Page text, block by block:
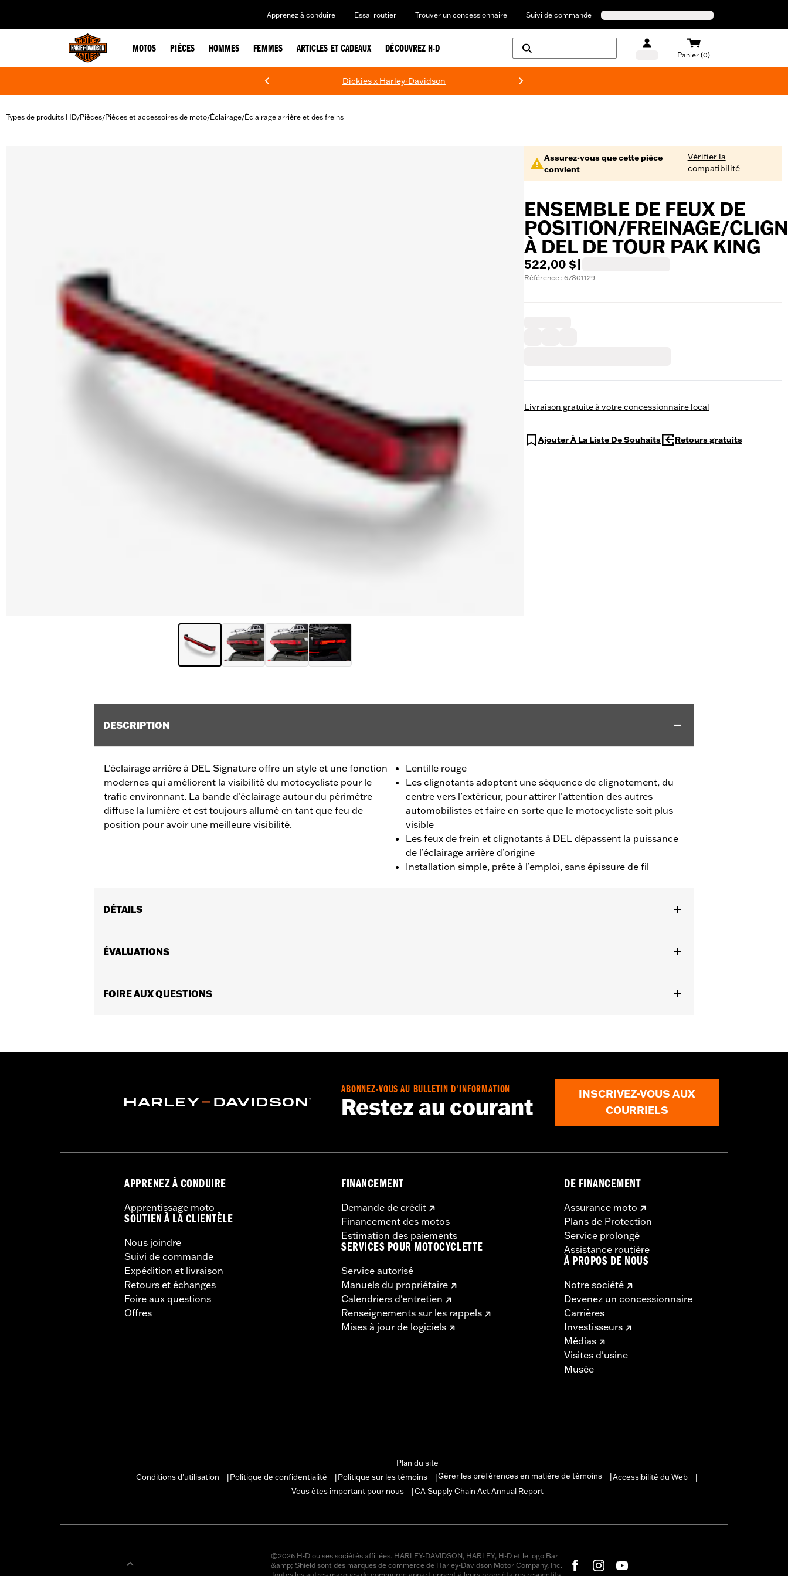
Apprenez à conduire Essai routier Trouver un concessionnaire Suivi de commande
MOTOS PIÈCES HOMMES FEMMES ARTICLES ET CADEAUX DÉCOUVREZ H-D
Panier (0)
Dickies x Harley-Davidson
Types de produits HD/Pièces/Pièces et accessoires de moto/Éclairage/Éclairage arrière et des freins
Assurez-vous que cette pièce
convient
Vérifier la
compatibilité
ENSEMBLE DE FEUX DE
POSITION/FREINAGE/
À DEL DE TOUR PAK KING
522,00 $
Référence : 67801129
Livraison gratuite à votre concessionnaire local
Ajouter À La Liste De Souhaits Retours gratuits
DESCRIPTION
L’éclairage arrière à DEL Signature offre un style et une fonction
modernes qui améliorent la visibilité du motocycliste pour le
trafic environnant. La bande d’éclairage autour du périmètre
diffuse la lumière et est toujours allumé en tant que feu de
position pour avoir une meilleure visibilité.
Lentille rouge
Les clignotants adoptent une séquence de clignotement, du
centre vers l’extérieur, pour attirer l’attention des autres
automobilistes et faire en sorte que le motocycliste soit plus
visible
Les feux de frein et clignotants à DEL dépassent la puissance
de l’éclairage arrière d’origine
Installation simple, prête à l’emploi, sans épissure de fil
DÉTAILS
FLHX, FLTRX et FLTRXSTSE 2024 et après, les modèles FLHXU et FLTRXRRSE 2025 et après, et les modèles équipés d’une antenne
Instructions d’installation
Contenu de la boîte:Feu arrière de Tour-Pak et instructions de montage
ÉVALUATIONS
FOIRE AUX QUESTIONS
ABONNEZ-VOUS AU BULLETIN D'INFORMATION
Restez au courant
INSCRIVEZ-VOUS AUX
COURRIELS
APPRENEZ À CONDUIRE
Apprentissage moto
SOUTIEN À LA CLIENTÈLE
Nous joindre
Suivi de commande
Expédition et livraison
Retours et échanges
Foire aux questions
Offres
FINANCEMENT
Demande de crédit
Financement des motos
Estimation des paiements
SERVICES POUR MOTOCYCLETTE
Service autorisé
Manuels du propriétaire
Calendriers d'entretien
Renseignements sur les rappels
Mises à jour de logiciels
DE FINANCEMENT
Assurance moto
Plans de Protection
Service prolongé
Assistance routière
À PROPOS DE NOUS
Notre société
Devenez un concessionnaire
Carrières
Investisseurs
Médias
Visites d'usine
Musée
Plan du site
Conditions d'utilisation
Politique de confidentialité Politique sur les témoins Gérer les préférences en matière de témoins Accessibilité du Web
Vous êtes important pour nous
CA Supply Chain Act Annual Report
©2026 H-D ou ses sociétés affiliées. HARLEY-DAVIDSON, HARLEY, H-D et le logo Bar
&amp; Shield sont des marques de commerce de Harley-Davidson Motor Company, Inc.